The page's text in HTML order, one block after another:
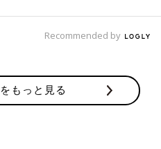
に合わせて金属製の仕切りの位
とてもきれいに収納できていま
Recommended by
もっと見る